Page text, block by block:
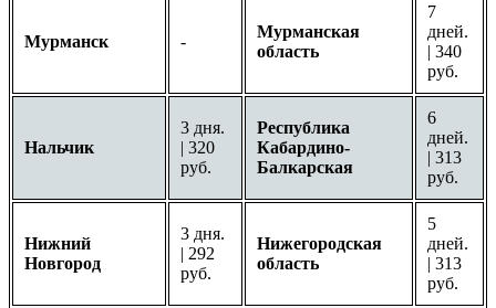
Мурманск -
Мурманская
область
7
дней.
| 340
руб.
Нальчик
3 дня.
| 320
руб.
Республика
Кабардино-
Балкарская
6
дней.
| 313
руб.
Нижний
Новгород
3 дня.
| 292
руб.
Нижегородская
область
5
дней.
| 313
руб.